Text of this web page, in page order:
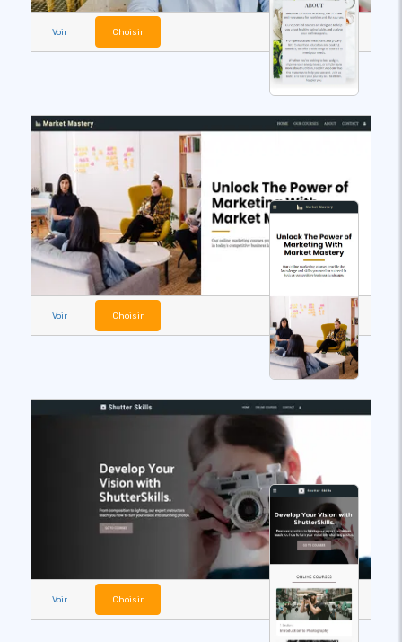
Voir Choisir
Voir Choisir
Voir Choisir